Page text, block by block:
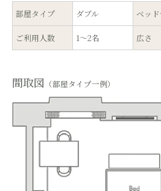
部屋タイプ ダブル ベッ
ご利用人数 1～2名 広さ
間取図 （部屋タイプ一例）